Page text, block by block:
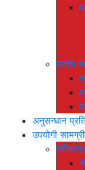
प्रदेश
अनुसन्धान
उपयोगी सामग्री